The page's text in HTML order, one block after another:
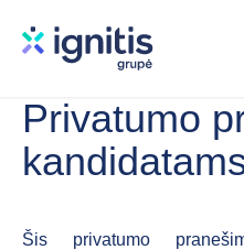
Privatumo
Šis privatumo